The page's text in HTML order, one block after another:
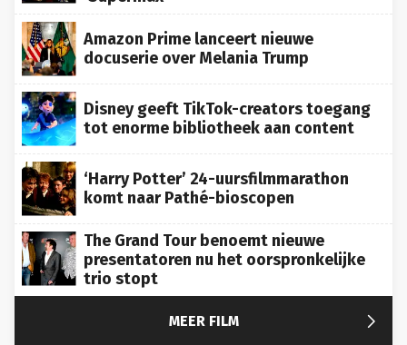
Amazon Prime lanceert nieuwe
docuserie over Melania Trump
Disney geeft TikTok-creators toegang
tot enorme bibliotheek aan content
‘Harry Potter’ 24-uursfilmmarathon
komt naar Pathé-bioscopen
The Grand Tour benoemt nieuwe
presentatoren nu het oorspronkelijke
trio stopt
MEER FILM 